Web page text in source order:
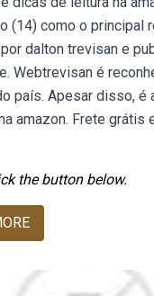
como o principal
dalton trevisan e
Webtrevisan é
país. Apesar disso,
amazon. Frete
the button below.